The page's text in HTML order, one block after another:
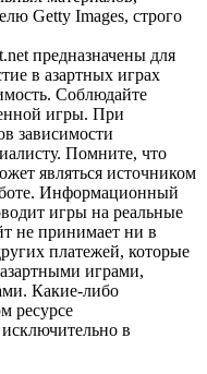
Getty Images, строго
предназначены для
в азартных играх
Соблюдайте
игры. При
зависимости
Помните, что
являться источником
Информационный
игры на реальные
не принимает ни в
платежей, которые
играми,
Какие-либо
ресурсе
в